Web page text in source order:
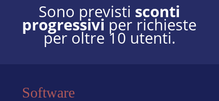
Sono previsti sconti
progressivi per richieste
per oltre 10 utenti.
Software